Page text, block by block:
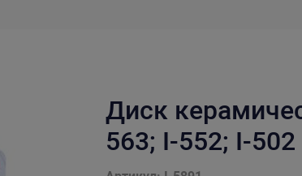
Диск
563; I-552; I-502